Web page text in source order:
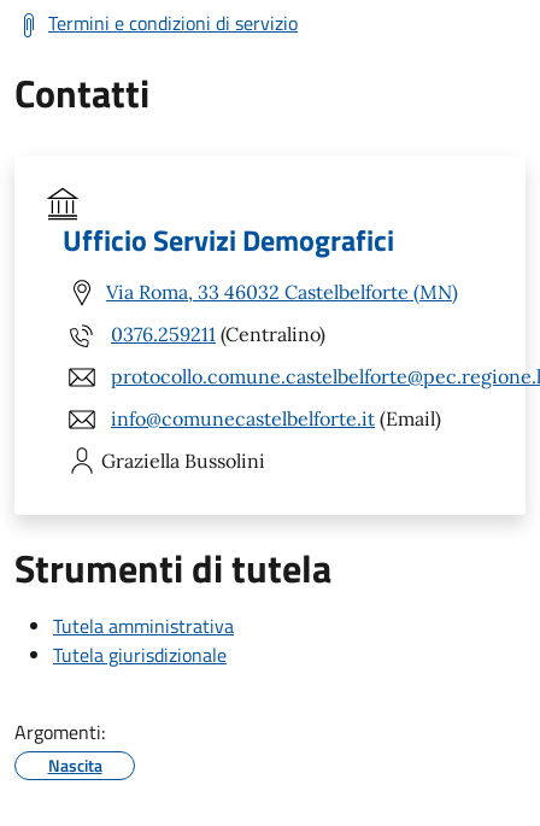
Termini e condizioni di servizio
Contatti
Ufficio Servizi Demografici
Via Roma, 33 46032 Castelbelforte (MN)
0376.259211 (Centralino)
info@comunecastelbelforte.it (Email)
Graziella Bussolini
Strumenti di tutela
Tutela amministrativa
Tutela giurisdizionale
Argomenti:
Nascita